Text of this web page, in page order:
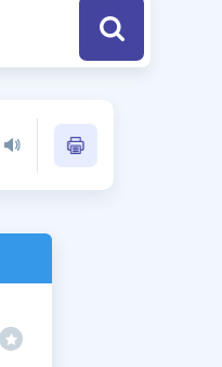
Özel Fırsatlar
Tüm Sınavlarla İlgili Haberler
ve Konu Anlatımı